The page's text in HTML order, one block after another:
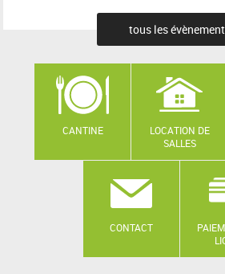
tous les
CANTINE
LOCATION DE
SALLES
CONTACT